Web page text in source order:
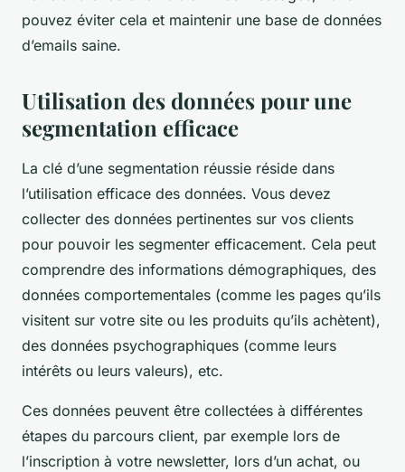
pouvez éviter cela et maintenir une base de données
d’emails saine.
Utilisation des données pour une
segmentation efficace
La clé d’une segmentation réussie réside dans
l’utilisation efficace des données. Vous devez
collecter des données pertinentes sur vos clients
pour pouvoir les segmenter efficacement. Cela peut
comprendre des informations démographiques, des
données comportementales (comme les pages qu’ils
visitent sur votre site ou les produits qu’ils achètent),
des données psychographiques (comme leurs
intérêts ou leurs valeurs), etc.
Ces données peuvent être collectées à différentes
étapes du parcours client, par exemple lors de
l’inscription à votre newsletter, lors d’un achat, ou